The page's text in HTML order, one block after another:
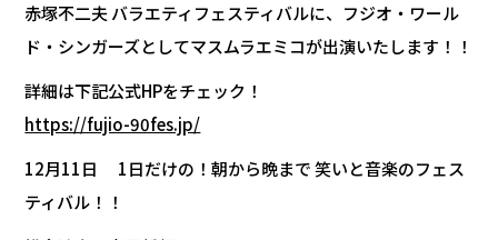
赤塚不二夫 バラエティフェスティバルに、フジオ・ワール
ド・シンガーズとしてマスムラエミコが出演いたします！！
詳細は下記公式HPをチェック！
https://fujio-90fes.jp/
12月11日
1日だけの！朝から晩まで 笑いと音楽のフェス
ティバル！！